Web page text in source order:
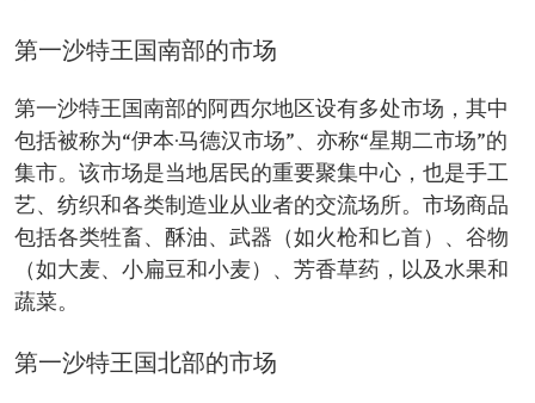
第一沙特王国南部的市场
第一沙特王国南部的阿西尔地区设有多处市场，其中
包括被称为“伊本·马德汉市场”、亦称“星期二市场”的
集市。该市场是当地居民的重要聚集中心，也是手工
艺、纺织和各类制造业从业者的交流场所。市场商品
包括各类牲畜、酥油、武器（如火枪和匕首）、谷物
（如大麦、小扁豆和小麦）、芳香草药，以及水果和
蔬菜。
第一沙特王国北部的市场